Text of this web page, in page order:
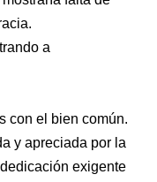
a
con el bien común.
y apreciada por la
exigente